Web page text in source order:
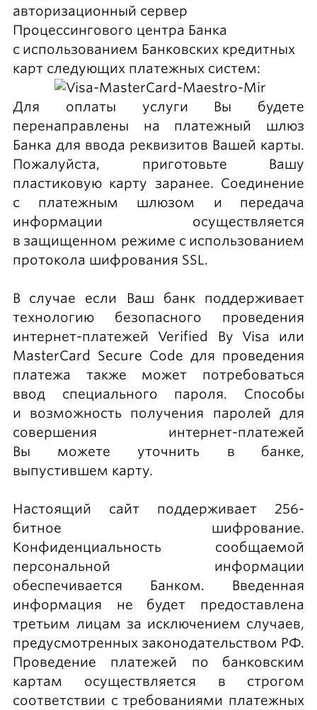
авторизационный сервер
Процессингового центра Банка
с использованием Банковских кредитных
карт следующих платежных систем:
Для оплаты услуги Вы будете
перенаправлены на платежный шлюз
Банка для ввода реквизитов Вашей карты.
Пожалуйста, приготовьте Вашу
пластиковую карту заранее. Соединение
с платежным шлюзом и передача
информации осуществляется
в защищенном режиме с использованием
протокола шифрования SSL.
В случае если Ваш банк поддерживает
технологию безопасного проведения
интернет-платежей Verified By Visa или
MasterCard Secure Code для проведения
платежа также может потребоваться
ввод специального пароля. Способы
и возможность получения паролей для
совершения интернет-платежей
Вы можете уточнить в банке,
выпустившем карту.
Настоящий сайт поддерживает 256-
битное шифрование.
Конфиденциальность сообщаемой
персональной информации
обеспечивается Банком. Введенная
информация не будет предоставлена
третьим лицам за исключением случаев,
предусмотренных законодательством РФ.
Проведение платежей по банковским
картам осуществляется в строгом
соответствии с требованиями платежных